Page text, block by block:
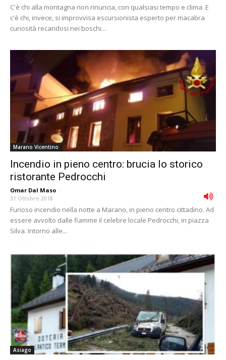
C'è chi alla montagna non rinuncia, con qualsiasi tempo e clima. E
c'è chi, invece, si improvvisa escursionista esperto per macabra
curiosità recandosi nei boschi...
Marano Vicentino
Incendio in pieno centro: brucia lo storico
ristorante Pedrocchi
Omar Dal Maso -
31 Ottobre 2018
Furioso incendio nella notte a Marano, in pieno centro cittadino. Ad
essere avvolto dalle fiamme il celebre locale Pedrocchi, in piazza
Silva. Intorno alle...
Asiago